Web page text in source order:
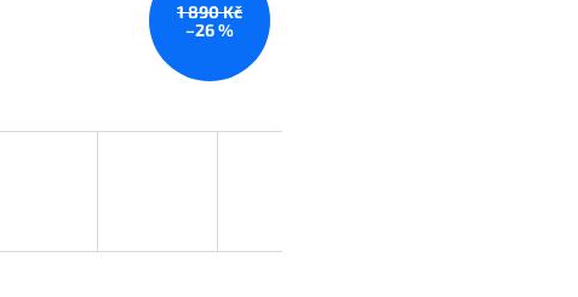
1 890 Kč
–26 %